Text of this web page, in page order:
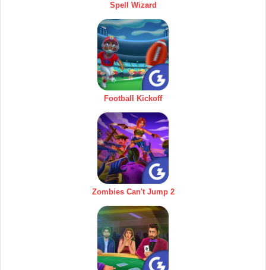
Spell Wizard
Football Kickoff
Zombies Can't Jump 2